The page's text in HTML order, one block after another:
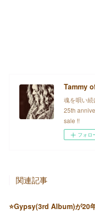
Tammy
魂を唄い
25th
sale !!
フォロ
関連記事